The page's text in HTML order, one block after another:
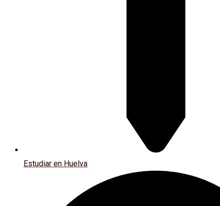
Estudiar en Huelva